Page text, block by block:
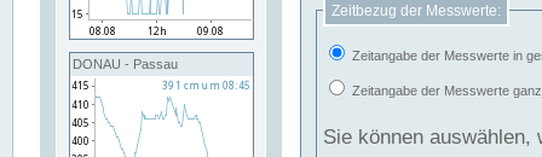
DONAU - Passau
Zeitbezug der Messwerte:
Zeitangabe der Messwerte in
Zeitangabe der Messwerte
Sie können auswählen,